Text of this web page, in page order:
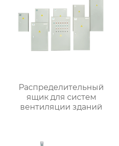
Распределительный
ящик для систем
вентиляции зданий